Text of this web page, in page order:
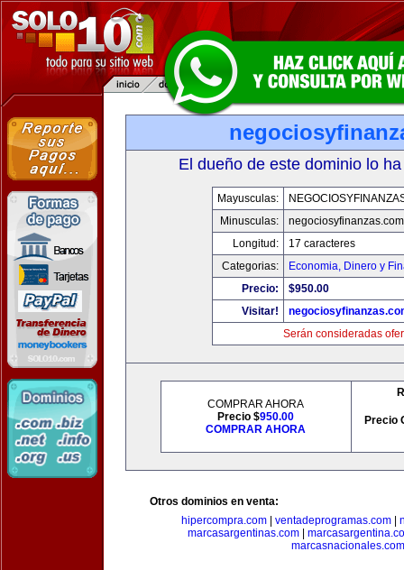
El dueño de este dominio lo
Mayusculas:
Minusculas:
negociosyfinanzas.com
Longitud:
17 caracteres
Categorias:
Economia, Dinero y
Precio:
$950.00
Visitar!
Serán consideradas
COMPRAR AHORA
Precio $950.00
COMPRAR AHORA
Precio
Otros dominios en venta:
hipercompra.com
ventadeprogramas.com
marcasargentinas.com
marcasnacionales.com